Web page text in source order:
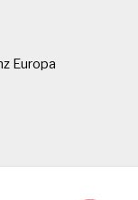
Europa